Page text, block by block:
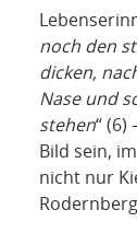
noch den
dicken,
Nase und
stehen“ (6)
Bild sein,
nicht nur